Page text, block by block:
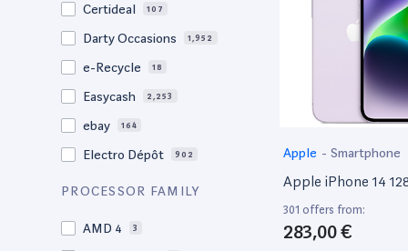
15.5" 1
15,4"
Certideal 107
Darty Occasions 1,952
e-Recycle 18
Easycash 2,253
ebay 164
Electro Dépôt 902
Factorefurb
PROCESSOR FAMILY
AMD 4 3
Apple - Smartphone
Apple iPhone 14
301 offers from:
283,00 €